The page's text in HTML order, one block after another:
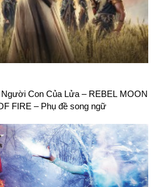
Con Của Lửa – REBEL MOON
FIRE – Phụ đề song ngữ